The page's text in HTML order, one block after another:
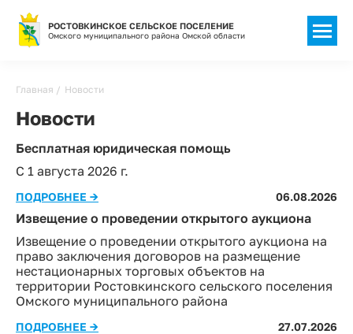
РОСТОВКИНСКОЕ СЕЛЬСКОЕ ПОСЕЛЕНИЕ
Омского муниципального района Омской области
Главная Новости
Новости
Бесплатная юридическая помощь
С 1 августа 2026 г.
ПОДРОБНЕЕ → 06.08.2026
Извещение о проведении открытого аукциона
Извещение о проведении открытого аукциона на
право заключения договоров на размещение
нестационарных торговых объектов на
территории Ростовкинского сельского поселения
Омского муниципального района
ПОДРОБНЕЕ → 27.07.2026